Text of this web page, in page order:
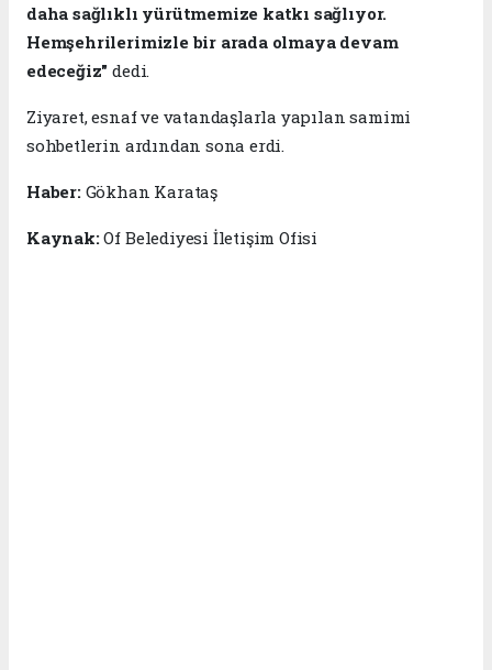
daha sağlıklı yürütmemize katkı sağlıyor.
Hemşehrilerimizle bir arada olmaya devam
edeceğiz" dedi.
Ziyaret, esnaf ve vatandaşlarla yapılan samimi
sohbetlerin ardından sona erdi.
Haber: Gökhan Karataş
Kaynak:Of Belediyesi İletişim Ofisi